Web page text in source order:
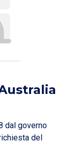
dal governo
del